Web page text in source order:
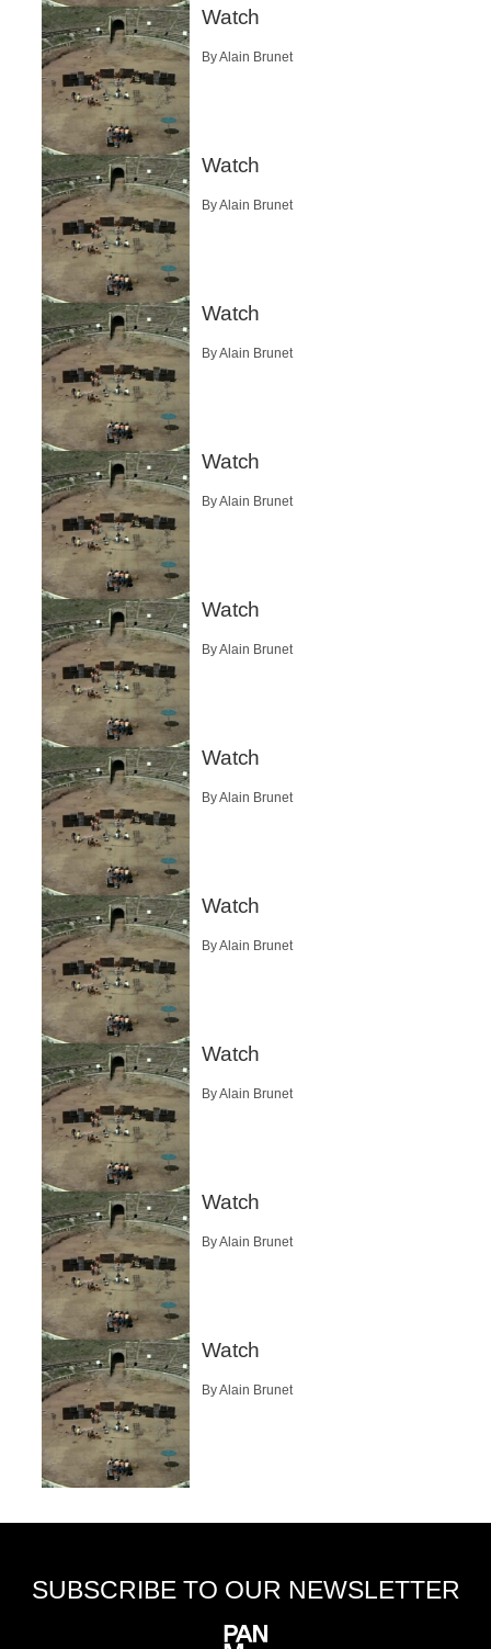
Watch
By Alain Brunet
Watch
By Alain Brunet
Watch
By Alain Brunet
Watch
By Alain Brunet
Watch
By Alain Brunet
Watch
By Alain Brunet
Watch
By Alain Brunet
Watch
By Alain Brunet
Watch
By Alain Brunet
Watch
By Alain Brunet
SUBSCRIBE TO OUR NEWSLETTER